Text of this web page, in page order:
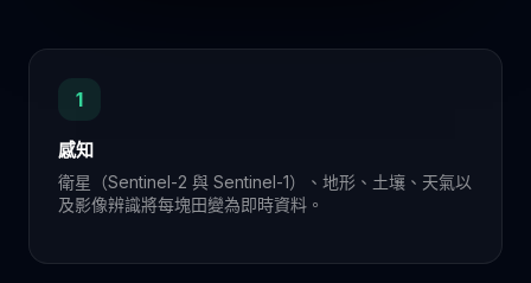
1
感知
衛星（Sentinel-2 與 Sentinel-1）、地形、土壤、天氣以
及影像辨識將每塊田變為即時資料。